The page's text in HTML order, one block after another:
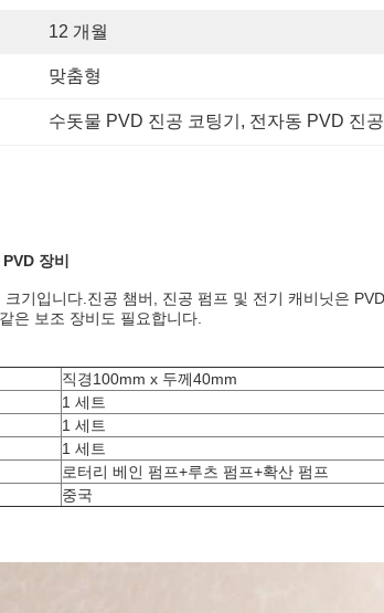
12 개월
맞춤형
수돗물 PVD 진공 코팅기 , 전자동 PVD 진공
장비
크기입니다.진공 챔버, 진공 펌프 및 전기 캐비닛은
은 보조 장비도 필요합니다.
직경100mm x 두께40mm
1 세트
1 세트
1 세트
로터리 베인 펌프+루츠 펌프+확산 펌프
중국